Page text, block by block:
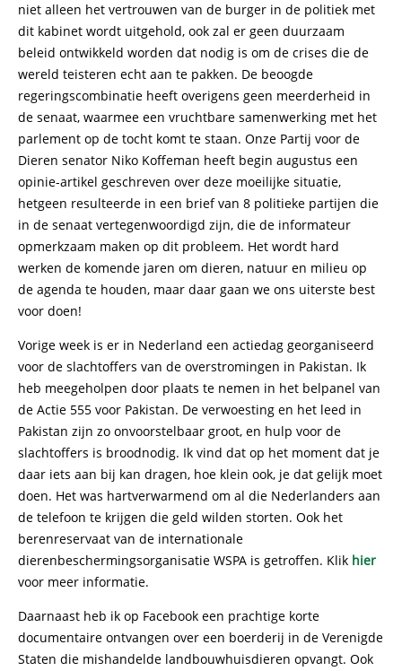
niet alleen het vertrouwen van de burger in de politiek met
dit kabinet wordt uitgehold, ook zal er geen duurzaam
beleid ontwikkeld worden dat nodig is om de crises die de
wereld teisteren echt aan te pakken. De beoogde
regeringscombinatie heeft overigens geen meerderheid in
de senaat, waarmee een vruchtbare samenwerking met het
parlement op de tocht komt te staan. Onze Partij voor de
Dieren senator Niko Koffeman heeft begin augustus een
opinie-artikel geschreven over deze moeilijke situatie,
hetgeen resulteerde in een brief van 8 politieke partijen die
in de senaat vertegenwoordigd zijn, die de informateur
opmerkzaam maken op dit probleem. Het wordt hard
werken de komende jaren om dieren, natuur en milieu op
de agenda te houden, maar daar gaan we ons uiterste best
voor doen!
Vorige week is er in Nederland een actiedag georganiseerd
voor de slachtoffers van de overstromingen in Pakistan. Ik
heb meegeholpen door plaats te nemen in het belpanel van
de Actie 555 voor Pakistan. De verwoesting en het leed in
Pakistan zijn zo onvoorstelbaar groot, en hulp voor de
slachtoffers is broodnodig. Ik vind dat op het moment dat je
daar iets aan bij kan dragen, hoe klein ook, je dat gelijk moet
doen. Het was hartverwarmend om al die Nederlanders aan
de telefoon te krijgen die geld wilden storten. Ook het
berenreservaat van de internationale
dierenbeschermingsorganisatie WSPA is getroffen. Klik hier
voor meer informatie.
Daarnaast heb ik op Facebook een prachtige korte
documentaire ontvangen over een boerderij in de Verenigde
Staten die mishandelde landbouwhuisdieren opvangt. Ook